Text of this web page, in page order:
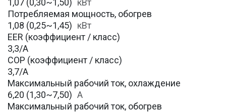
1,07 (0,30~1,50) кВт
Потребляемая мощность, обогрев
1,08 (0,25~1,45) кВт
EER (коэффициент / класс)
3,3/A
COP (коэффициент / класс)
3,7/A
Максимальный рабочий ток, охлаждение
6,20 (1,30~7,50) A
Максимальный рабочий ток, обогрев